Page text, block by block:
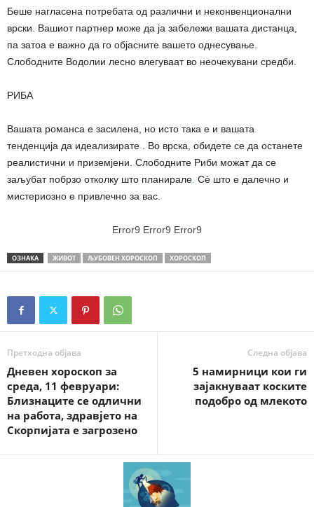
Беше нагласена потребата од различни и неконвенционални
врски. Вашиот партнер може да ја забележи вашата дистанца,
па затоа е важно да го објасните вашето однесување.
Слободните Водолии лесно влегуваат во неочекувани средби.
РИБА
Вашата романса е засилена, но исто така е и вашата
тенденција да идеализирате . Во врска, обидете се да останете
реалистични и приземјени. Слободните Риби можат да се
заљубат побрзо отколку што планирале Сè што е далечно и
мистериозно е привлечно за вас.
Error9 Error9 Error9
ОЗНАКА ЖИВОТ ЉУБОВЕН ХОРОСКОП ХОРОСКОП
Претходна објава
Дневен хороскоп за
среда, 11 февруари:
Близнаците се одлични
на работа, здравјето на
Скорпијата е загрозено
Следна објава
5 намирници кои ги
зајакнуваат коските
подобро од млекото